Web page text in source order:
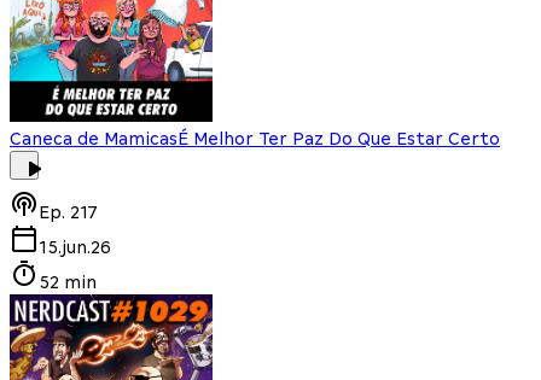
Caneca de MamicasÉ Melhor Ter Paz Do Que Estar Certo
Ep. 217
15.jun.26
52 min